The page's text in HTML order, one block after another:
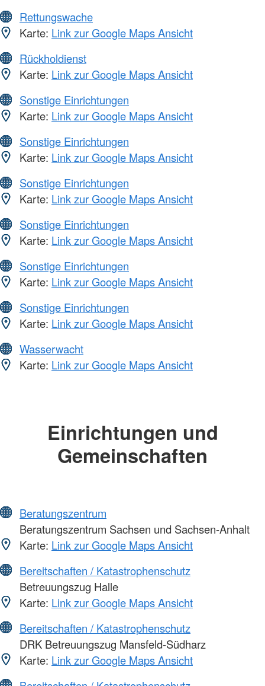
Rettungswache
Karte: Link zur Google Maps Ansicht
Rückholdienst
Karte: Link zur Google Maps Ansicht
Sonstige Einrichtungen
Karte: Link zur Google Maps Ansicht
Sonstige Einrichtungen
Karte: Link zur Google Maps Ansicht
Sonstige Einrichtungen
Karte: Link zur Google Maps Ansicht
Sonstige Einrichtungen
Karte: Link zur Google Maps Ansicht
Sonstige Einrichtungen
Karte: Link zur Google Maps Ansicht
Sonstige Einrichtungen
Karte: Link zur Google Maps Ansicht
Wasserwacht
Karte: Link zur Google Maps Ansicht
Einrichtungen und
Gemeinschaften
Beratungszentrum
Beratungszentrum Sachsen und Sachsen-Anhalt
Karte: Link zur Google Maps Ansicht
Bereitschaften / Katastrophenschutz
Betreuungszug Halle
Karte: Link zur Google Maps Ansicht
Bereitschaften / Katastrophenschutz
DRK Betreuungszug Mansfeld-Südharz
Karte: Link zur Google Maps Ansicht